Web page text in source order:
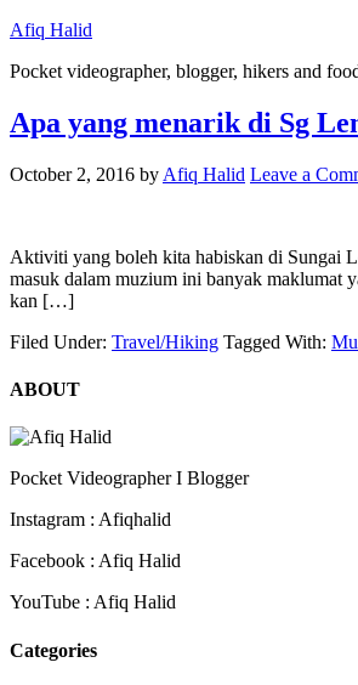
Afiq Halid
Pocket videographer, blogger, hikers and
Apa yang menarik di Sg
October 2, 2016 by Afiq Halid Leave a
Aktiviti yang boleh kita habiskan di Sungai
masuk dalam muzium ini banyak maklumat
kan […]
Filed Under: Travel/Hiking Tagged With:
ABOUT
Pocket Videographer I Blogger
Instagram : Afiqhalid
Facebook : Afiq Halid
YouTube : Afiq Halid
Categories